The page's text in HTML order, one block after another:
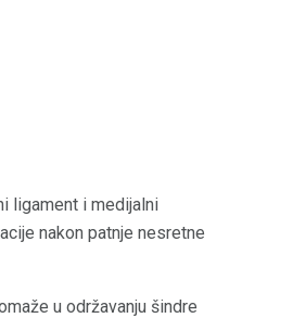
ligament i medijalni
nakon patnje nesretne
u održavanju šindre